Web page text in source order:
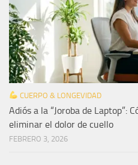
CUERPO & LONGEVIDAD
Adiós a la “Joroba de Laptop”:
eliminar el dolor de cuello
FEBRERO 3, 2026